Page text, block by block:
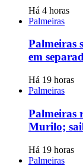
Há 4 horas
Palmeiras
Palmeiras
em
Há 19 horas
Palmeiras
Palmeiras
Murilo;
Há 19 horas
Palmeiras